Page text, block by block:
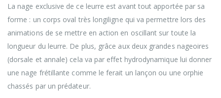
La nage exclusive de ce leurre est avant tout apportée par sa
forme : un corps oval très longiligne qui va permettre lors des
animations de se mettre en action en oscillant sur toute la
longueur du leurre. De plus, grâce aux deux grandes nageoires
(dorsale et annale) cela va par effet hydrodynamique lui donner
une nage frétillante comme le ferait un lançon ou une orphie
chassés par un prédateur.